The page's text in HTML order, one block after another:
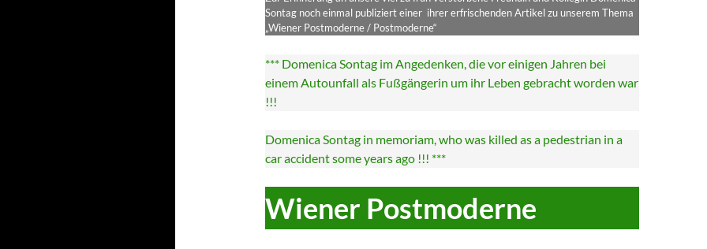
Sontag noch einmal publiziert einer ihrer erfrischenden Artikel zu unserem Thema
„Wiener Postmoderne / Postmoderne“
*** Domenica Sontag im Angedenken, die vor einigen Jahren bei
einem Autounfall als Fußgängerin um ihr Leben gebracht worden war
!!!
Domenica Sontag in memoriam, who was killed as a pedestrian in a
car accident some years ago !!! ***
Wiener Postmoderne